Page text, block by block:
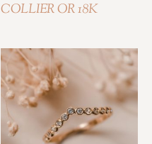
COLLIER OR 18K